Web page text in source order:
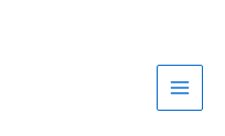
Main